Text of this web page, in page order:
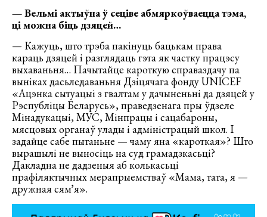
— Вельмі актыўна ў сеціве абмяркоўваецца тэма,
ці можна біць дзяцей…
— Кажуць, што трэба пакінуць бацькам права
караць дзяцей і разглядаць гэта як частку працэсу
выхаваньня… Пачытайце кароткую справаздачу па
выніках дасьледаваньня Дзіцячага фонду UNICEF
«Ацэнка сытуацыі з гвалтам у дачыненьні да дзяцей у
Рэспубліцы Беларусь», праведзенага пры ўдзеле
Мінадукацыі, МУС, Мінпрацы і сацабароны,
мясцовых органаў улады і адміністрацый школ. І
задайце сабе пытаньне — чаму яна «кароткая»? Што
вырашылі не выносіць на суд грамадзкасьці?
Дакладна не дадзеныя аб колькасьці
прафіляктычных мерапрыемстваў «Мама, тата, я —
дружная сямʼя».